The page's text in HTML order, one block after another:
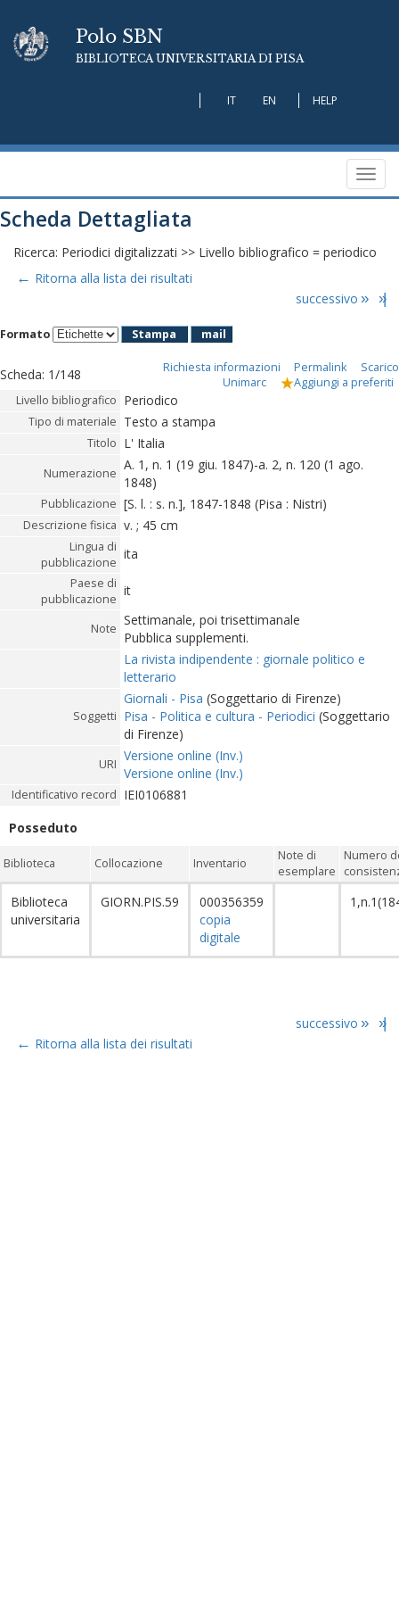
Polo SBN
BIBLIOTECA UNIVERSITARIA DI PISA
IT EN HELP
Scheda Dettagliata
Ricerca: Periodici digitalizzati >> Livello bibliografico = periodico
← Ritorna alla lista dei risultati
successivo » »|
Formato Stampa mail
Scheda: 1/148 Richiesta informazioni Permalink
Scarico
Unimarc
Aggiungi a preferiti
Livello bibliografico Periodico
Tipo di materiale Testo a stampa
Titolo L' Italia
Numerazione
A. 1, n. 1 (19 giu. 1847)-a. 2, n. 120 (1 ago.
1848)
Pubblicazione [S. l. : s. n.], 1847-1848 (Pisa : Nistri)
Descrizione fisica v. ; 45 cm
Lingua di
pubblicazione
ita
Paese di
pubblicazione
it
Note
Settimanale, poi trisettimanale
Pubblica supplementi.
La rivista indipendente : giornale politico e
letterario
Soggetti
Giornali - Pisa (Soggettario di Firenze)
Pisa - Politica e cultura - Periodici (Soggettario
di Firenze)
URI
Versione online (Inv.)
Versione online (Inv.)
Identificativo record IEI0106881
Posseduto
Biblioteca Collocazione Inventario
Note di
esemplare
Numero
Biblioteca
universitaria
GIORN.PIS.59
000356359
copia
digitale
successivo » »|
← Ritorna alla lista dei risultati